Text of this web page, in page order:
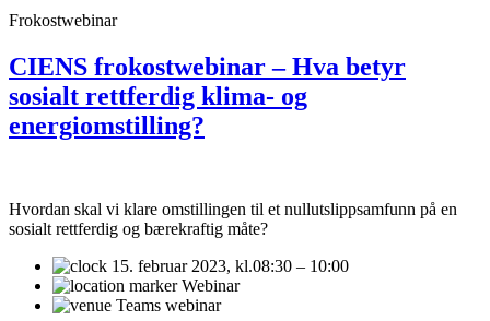
Frokostwebinar
CIENS frokostwebinar – Hva betyr
sosialt rettferdig klima- og
energiomstilling?
Hvordan skal vi klare omstillingen til et nullutslippsamfunn på en
sosialt rettferdig og bærekraftig måte?
15. februar 2023, kl.08:30 – 10:00
Webinar
Teams webinar